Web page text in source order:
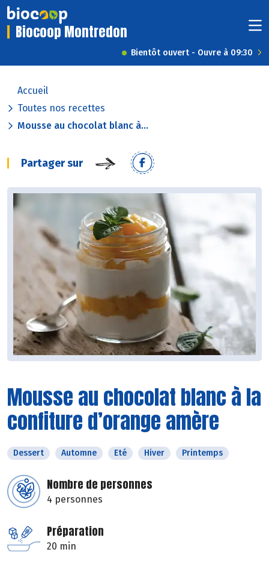
Biocoop Montredon
Bientôt ouvert - Ouvre à 09:30
Accueil
Toutes nos recettes
Mousse au chocolat blanc à...
Partager sur
Mousse au chocolat blanc à la
confiture d’orange amère
Dessert Automne Eté Hiver Printemps
Nombre de personnes
4 personnes
Préparation
20 min